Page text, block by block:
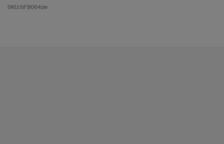
SKU:SFB064zw